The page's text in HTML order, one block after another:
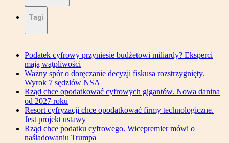
Tagi
Podatek cyfrowy przyniesie budżetowi miliardy? Eksperci
mają wątpliwości
Ważny spór o doręczanie decyzji fiskusa rozstrzygnięty.
Wyrok 7 sędziów NSA
Rząd chce opodatkować cyfrowych gigantów. Nowa danina
od 2027 roku
Resort cyfryzacji chce opodatkować firmy technologiczne.
Jest projekt ustawy
Rząd chce podatku cyfrowego. Wicepremier mówi o
naśladowaniu Trumpa